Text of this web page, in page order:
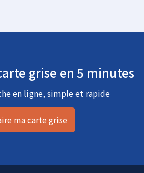
grise en 5 minutes
en ligne, simple et rapide
ma carte grise